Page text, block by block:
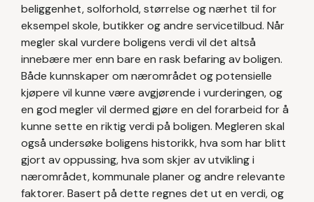
beliggenhet, solforhold, størrelse og nærhet til for
eksempel skole, butikker og andre servicetilbud. Når
megler skal vurdere boligens verdi vil det altså
innebære mer enn bare en rask befaring av boligen.
Både kunnskaper om nærområdet og potensielle
kjøpere vil kunne være avgjørende i vurderingen, og
en god megler vil dermed gjøre en del forarbeid for å
kunne sette en riktig verdi på boligen. Megleren skal
også undersøke boligens historikk, hva som har blitt
gjort av oppussing, hva som skjer av utvikling i
nærområdet, kommunale planer og andre relevante
faktorer. Basert på dette regnes det ut en verdi, og